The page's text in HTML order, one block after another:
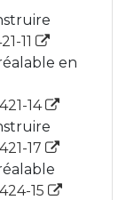
11
en
14
17
15